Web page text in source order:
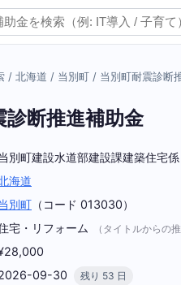
/ 北海道 / 当別町 / 当別町耐震診断
診断推進補助金
別町建設水道部建設課建築住宅係
海道
別町 （コード 013030）
宅・リフォーム （タイトルからの推
09-30 残り 53 日